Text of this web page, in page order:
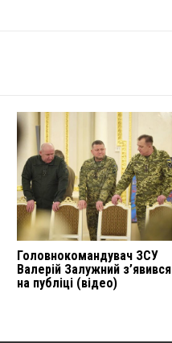
Головнокомандувач ЗСУ
Валерій Залужний з’явився
на публіці (відео)